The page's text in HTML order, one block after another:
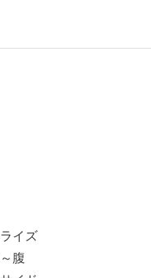
イズ
腹